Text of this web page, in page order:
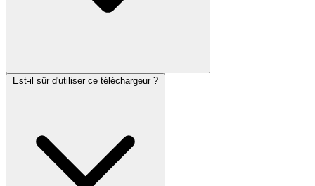
Est-il sûr d'utiliser ce téléchargeur ?